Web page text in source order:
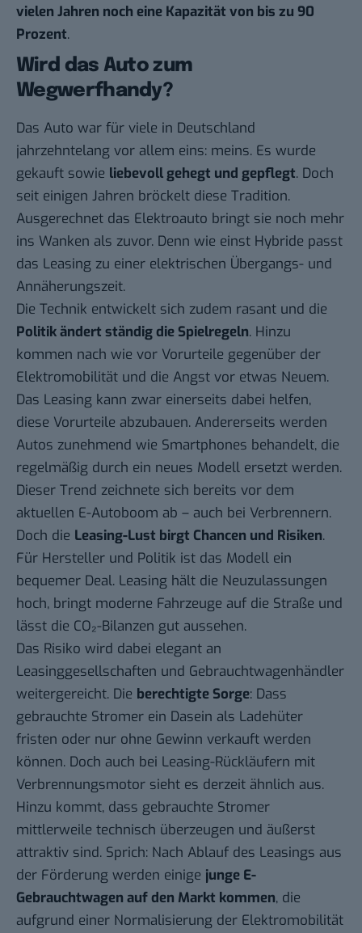
vielen Jahren noch eine Kapazität von bis zu 90
Prozent.
Wird das Auto zum
Wegwerfhandy?
Das Auto war für viele in Deutschland
jahrzehntelang vor allem eins: meins. Es wurde
gekauft sowie liebevoll gehegt und gepflegt. Doch
seit einigen Jahren bröckelt diese Tradition.
Ausgerechnet das Elektroauto bringt sie noch mehr
ins Wanken als zuvor. Denn wie einst Hybride passt
das Leasing zu einer elektrischen Übergangs- und
Annäherungszeit.
Die Technik entwickelt sich zudem rasant und die
Politik ändert ständig die Spielregeln. Hinzu
kommen nach wie vor Vorurteile gegenüber der
Elektromobilität und die Angst vor etwas Neuem.
Das Leasing kann zwar einerseits dabei helfen,
diese Vorurteile abzubauen. Andererseits werden
Autos zunehmend wie Smartphones behandelt, die
regelmäßig durch ein neues Modell ersetzt werden.
Dieser Trend zeichnete sich bereits vor dem
aktuellen E-Autoboom ab – auch bei Verbrennern.
Doch die Leasing-Lust birgt Chancen und Risiken.
Für Hersteller und Politik ist das Modell ein
bequemer Deal. Leasing hält die Neuzulassungen
hoch, bringt moderne Fahrzeuge auf die Straße und
lässt die CO₂-Bilanzen gut aussehen.
Das Risiko wird dabei elegant an
Leasinggesellschaften und Gebrauchtwagenhändler
weitergereicht. Die berechtigte Sorge: Dass
gebrauchte Stromer ein Dasein als Ladehüter
fristen oder nur ohne Gewinn verkauft werden
können. Doch auch bei Leasing-Rückläufern mit
Verbrennungsmotor sieht es derzeit ähnlich aus.
Hinzu kommt, dass gebrauchte Stromer
mittlerweile technisch überzeugen und äußerst
attraktiv sind. Sprich: Nach Ablauf des Leasings aus
der Förderung werden einige junge E-
Gebrauchtwagen auf den Markt kommen, die
aufgrund einer Normalisierung der Elektromobilität